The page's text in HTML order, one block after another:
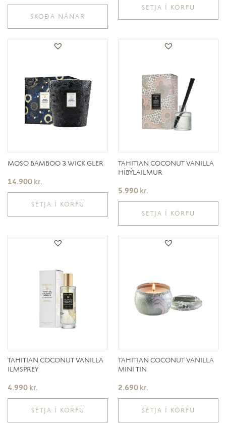
SKOÐA NÁNAR
SETJA Í KÖRFU
MOSO BAMBOO 3 WICK GLER
14.900 kr.
SETJA Í KÖRFU
TAHITIAN COCONUT VANILLA
HÍBÝLAILMUR
5.990 kr.
SETJA Í KÖRFU
TAHITIAN COCONUT VANILLA
ILMSPREY
4.990 kr.
SETJA Í KÖRFU
TAHITIAN COCONUT VANILLA
MINI TIN
2.690 kr.
SETJA Í KÖRFU